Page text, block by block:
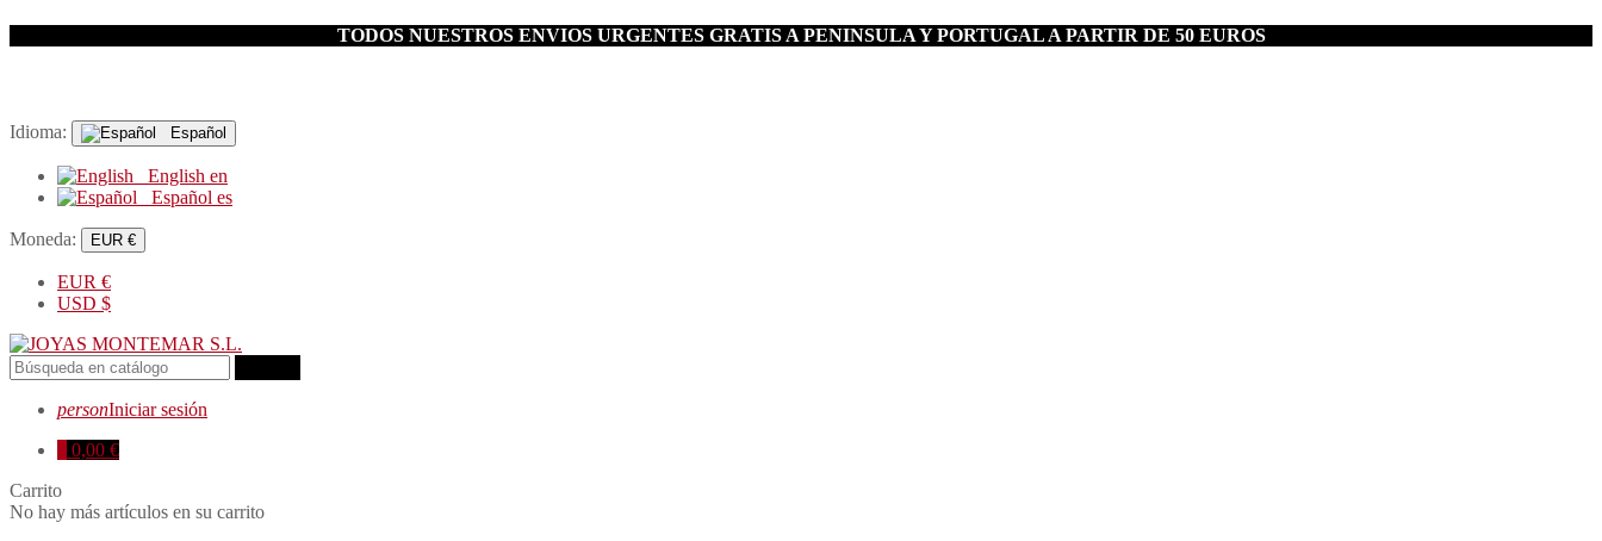
TODOS NUESTROS ENVIOS URGENTES GRATIS A PENINSULA Y PORTUGAL A PARTIR DE 50 EUROS
Idioma: Español
English en
Español es
Moneda: EUR €
EUR €
USD $
personIniciar sesión
0,00 €
Carrito
No hay más artículos en su carrito